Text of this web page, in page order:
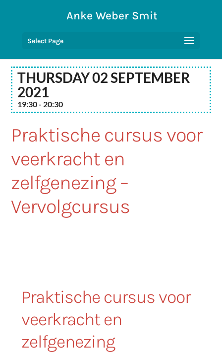
Anke Weber Smit
Select Page
Thursday 02 September
2021
19:30 - 20:30
Praktische cursus voor
veerkracht en
zelfgenezing –
Vervolgcursus
Praktische cursus voor
veerkracht en
zelfgenezing